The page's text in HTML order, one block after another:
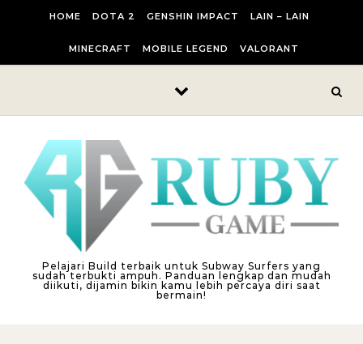
HOME DOTA 2 GENSHIN IMPACT LAIN – LAIN
MINECRAFT MOBILE LEGEND VALORANT
Pelajari Build terbaik untuk Subway Surfers yang
sudah terbukti ampuh. Panduan lengkap dan mudah
diikuti, dijamin bikin kamu lebih percaya diri saat
bermain!